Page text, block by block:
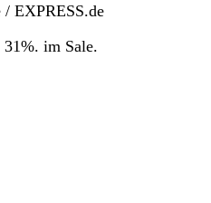
EXPRESS.de
31%. im Sale.